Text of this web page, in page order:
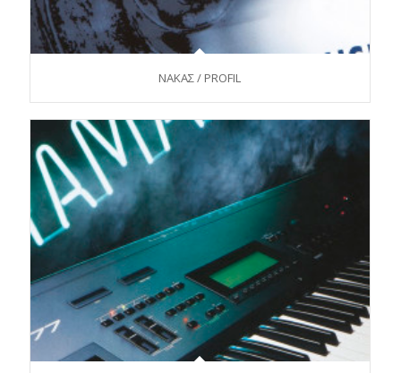
ΝΑΚΑΣ / PROFIL